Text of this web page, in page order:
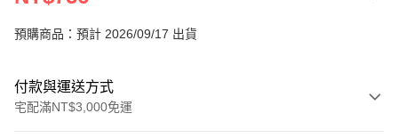
預購商品：預計 2026/09/17 出貨
付款與運送方式
宅配滿NT$3,000免運